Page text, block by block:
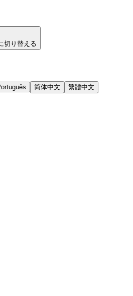
切り替える
简体中文 繁體中文